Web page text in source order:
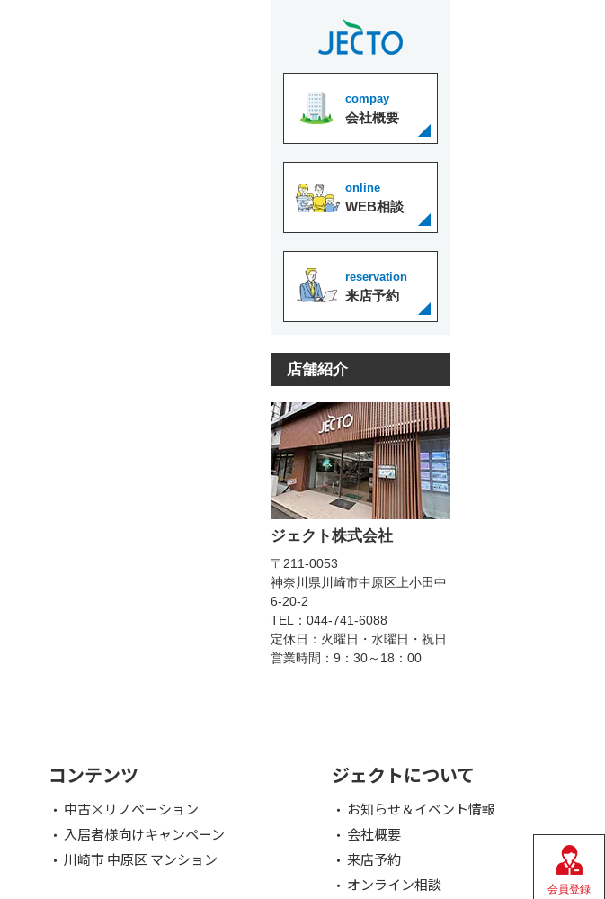
compay
会社概要
online
WEB相談
reservation
来店予約
店舗紹介
ジェクト株式会社
〒211-0053
神奈川県川崎市中原区上小田中
6-20-2
TEL：044-741-6088
定休日：火曜日・水曜日・祝日
営業時間：9：30～18：00
会員登録
コンテンツ
中古×リノベーション
入居者様向けキャンペーン
川崎市 中原区 マンション
ジェクトについて
お知らせ＆イベント情報
会社概要
来店予約
オンライン相談